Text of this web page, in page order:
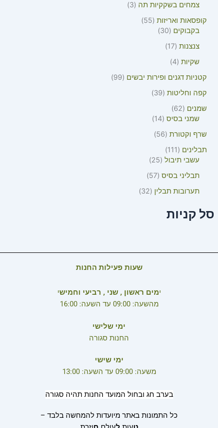
צמחים בשקקיות תה
3
קופסאות ואריזות 55
בקבוקים
30
צנצנות 17
שקיות 4
קטניות דגנים ופירות יבשים
99
קפה וחליטות 39
שמנים
62
שמני בסיס 14
שרף וקטורת 56
תבלינים
111
עשבי תיבול 25
תבליני בסיס 57
תערובות תבלין
32
סל קניות
שעות פעילות החנות
ימים ראשון , שני , רביעי וחמישי
מהשעה: 09:00 עד השעה: 16:00
ימי שלישי
החנות סגורה
ימי שישי
משעה: 09:00 עד השעה: 13:00
בערב חג ובחול המועד החנות תהיה סגורה
כל התמונות באתר מיועדות להמחשה בלבד –